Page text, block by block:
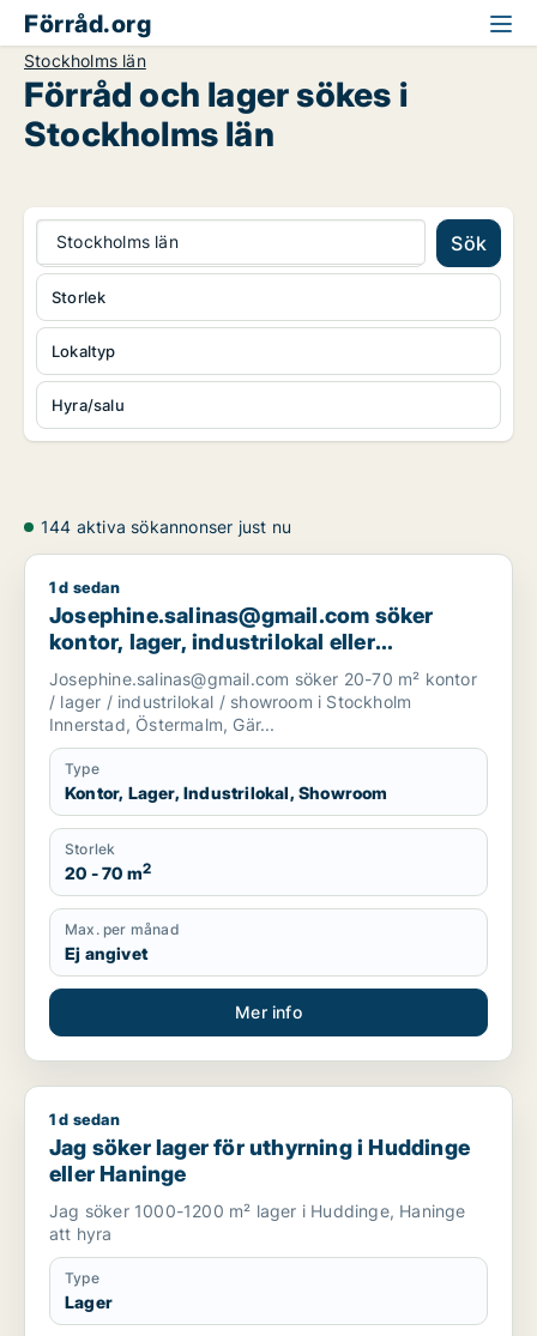
Förråd.org
Stockholms län
Förråd och lager sökes i
Stockholms län
Stockholms län Sök
Lokaltyp
Hyra/salu
Storlek
144 aktiva sökannonser just nu
Josephine.salinas@gmail.com söker kontor, lager,
1 d sedan
Josephine.salinas@gmail.com söker
kontor, lager, industrilokal eller
showroom för uthyrning i Stockholm
Innerstad, Östermalm eller
Gärdet/Djurgården m.fl.
Josephine.salinas@gmail.com söker 20-70 m² kontor
/ lager / industrilokal / showroom i Stockholm
Innerstad, Östermalm, Gär...
Type
Kontor, Lager, Industrilokal, Showroom
Storlek
20 - 70 m2
Max. per månad
Ej angivet
Mer info
Jag söker lager för uthyrning i Huddinge eller Haninge
1 d sedan
Jag söker lager för uthyrning i Huddinge
eller Haninge
Jag söker 1000-1200 m² lager i Huddinge, Haninge
att hyra
Type
Lager